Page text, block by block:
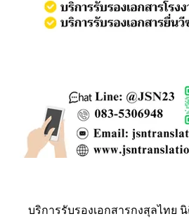
บริการรับรองเอกสารกงสุลไทย